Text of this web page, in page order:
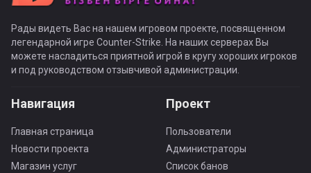
Рады видеть Вас на нашем игровом проекте, посвященном
легендарной игре Counter-Strike. На наших серверах Вы
можете насладиться приятной игрой в кругу хороших игроков
и под руководством отзывчивой администрации.
Навигация
Главная страница
Новости проекта
Магазин услуг
Проект
Пользователи
Администраторы
Список банов